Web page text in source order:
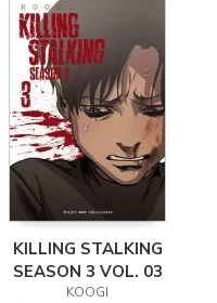
KILLING STALKING
SEASON 3 VOL. 03
KOOGI